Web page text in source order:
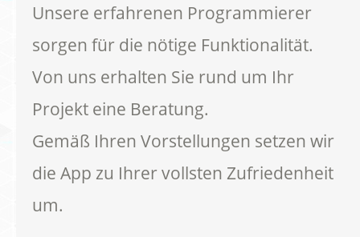
Unsere erfahrenen Programmierer
sorgen für die nötige Funktionalität.
Von uns erhalten Sie rund um Ihr
Projekt eine Beratung.
Gemäß Ihren Vorstellungen setzen wir
die App zu Ihrer vollsten Zufriedenheit
um.